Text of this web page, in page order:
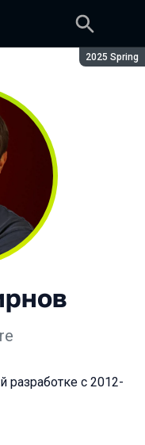
Сезон:
2025 Spring
разработке с 2012-